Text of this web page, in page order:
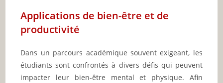
Applications de bien-être et de
productivité
Dans un parcours académique souvent exigeant, les
étudiants sont confrontés à divers défis qui peuvent
impacter leur bien-être mental et physique. Afin